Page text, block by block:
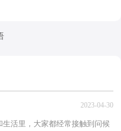
2023-04-30
活里，大家都经常接触到问候